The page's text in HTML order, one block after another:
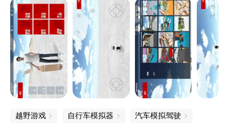
越野游戏 自行车模拟器 汽车模拟驾驶